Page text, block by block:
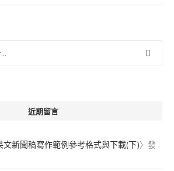
近期留言
文新聞稿寫作範例參考格式與下載(下)〉發